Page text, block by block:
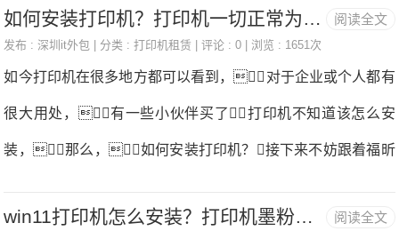
推荐的打印机型号都会不同5、购买或者租赁预算多少打印机
租赁？不同的用户对于打印机的定位不同，有些人认为一
两千就是高端打印机了，对于有些人来说，几千、几万
的打印设备只能算是入
智慧打印的小编就来告诉你这个问题。（福昕智慧打印
法打印了打印机租赁。二、重新开启打印机打印机租
阅读全文
如何安装打印机？打印机一切正常为什么不能打印？
发布 : 深圳it外包 | 分类 :打印机租赁 | 评论 : 0 | 浏览 : 1651次
如今打印机在很多地方都可以看到，对于企业或个人都有
很大用处，有一些小伙伴买了打印机不知道该怎么安
装，那么，如何安装打印机？接下来不妨跟着福昕
家庭/个人打印、企业/团队打印、设备厂商赋能等专业远程打
阅读全文
win11打印机怎么安装？打印机墨粉怎么加？